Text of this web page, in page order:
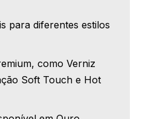
para diferentes estilos
como Verniz
Soft Touch e Hot